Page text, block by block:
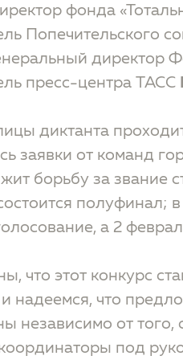
фонда
Попечительского
директор
пресс-центра ТАСС
диктанта
заявки от команд
борьбу за звание
полуфинал;
а 2
что этот конкурс
и надеемся, что
независимо от того,
под